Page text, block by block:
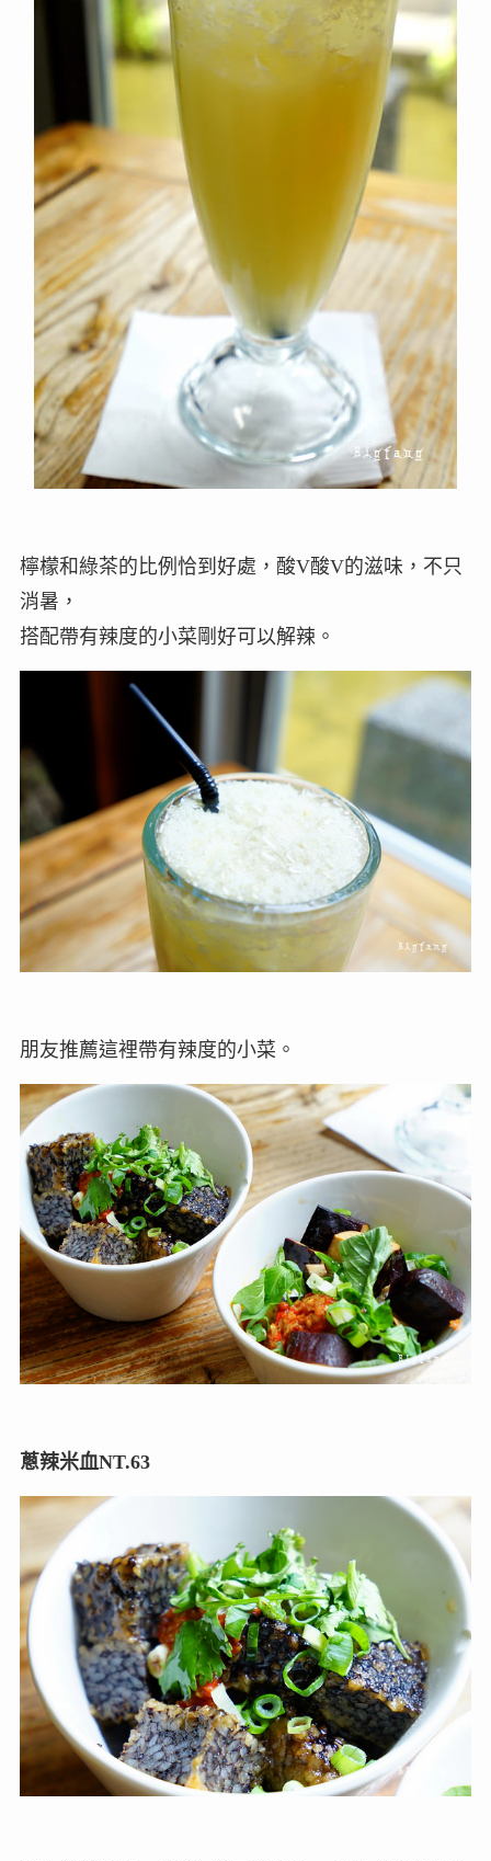
檸檬和綠茶的比例恰到好處，酸V酸V的滋味，不只
消暑，
搭配帶有辣度的小菜剛好可以解辣。
朋友推薦這裡帶有辣度的小菜。
蔥辣米血NT.63